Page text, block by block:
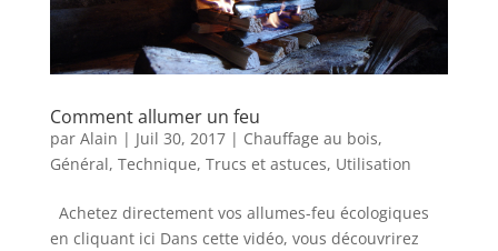
Comment allumer un feu
par Alain | Juil 30, 2017| Chauffage au bois,
Général, Technique, Trucs et astuces, Utilisation
Achetez directement vos allumes-feu écologiques
en cliquant ici Dans cette vidéo, vous découvrirez